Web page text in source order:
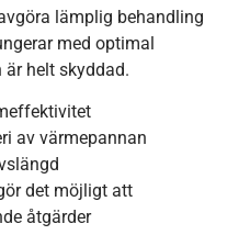
lämplig behandling
med optimal
helt skyddad.
av värmepannan
det möjligt att
åtgärder